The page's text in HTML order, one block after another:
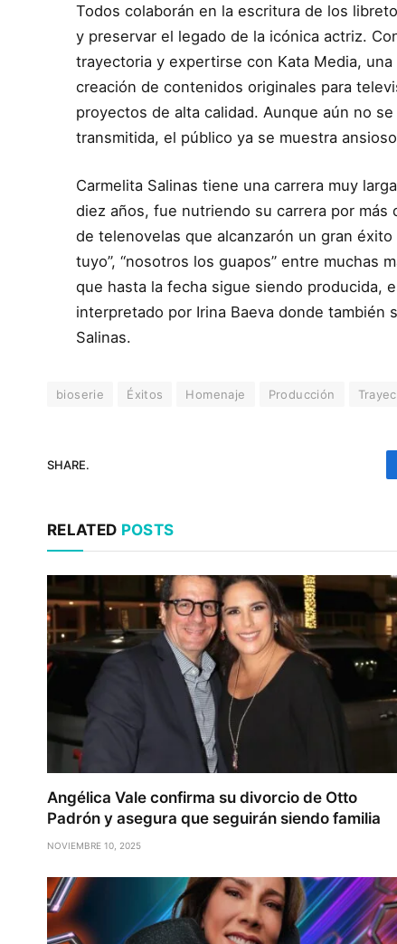
Todos colaborán en la escritura de los
y preservar el legado de la icónica actriz.
trayectoria y expertirse con Kata Media,
creación de contenidos originales para
proyectos de alta calidad. Aunque aún no
transmitida, el público ya se muestra
Carmelita Salinas tiene una carrera muy
diez años, fue nutriendo su carrera por
de telenovelas que alcanzarón un gran éxito
tuyo”, “nosotros los guapos” entre muchas
que hasta la fecha sigue siendo producida,
interpretado por Irina Baeva donde también
Salinas.
bioserie Éxitos Homenaje Producción
SHARE.
RELATED POSTS
Angélica Vale confirma su divorcio de Otto
Padrón y asegura que seguirán siendo familia
NOVIEMBRE 10, 2025